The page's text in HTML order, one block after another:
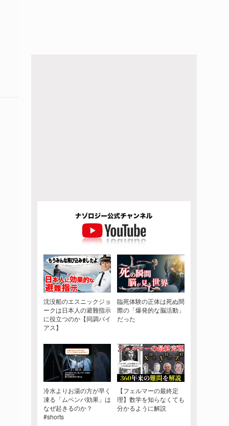
沈没船のエスニックジョ
ークは日本人の避難指示
に役立つのか【同調バイ
アス】
臨死体験の正体は死ぬ間
際の「爆発的な脳活動」
だった
冷水よりお湯の方が早く
凍る「ムペンバ効果」は
なぜ起きるのか？
#shorts
【フェルマーの最終定
理】数学を知らなくても
分かるように解説